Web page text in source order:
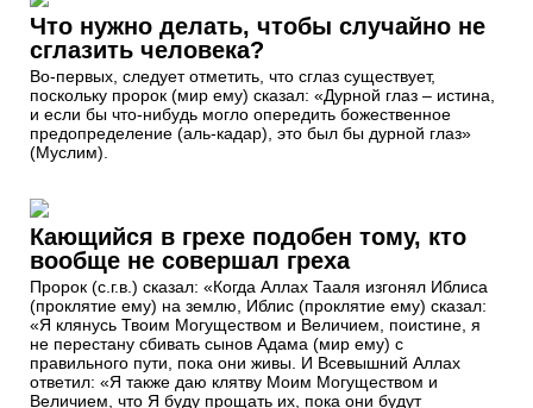
Что нужно делать, чтобы случайно не
сглазить человека?
Во-первых, следует отметить, что сглаз существует,
поскольку пророк (мир ему) сказал: «Дурной глаз – истина,
и если бы что-нибудь могло опередить божественное
предопределение (аль-кадар), это был бы дурной глаз»
(Муслим).
Кающийся в грехе подобен тому, кто
вообще не совершал греха
Пророк (с.г.в.) сказал: «Когда Аллах Тааля изгонял Иблиса
(проклятие ему) на землю, Иблис (проклятие ему) сказал:
«Я клянусь Твоим Могуществом и Величием, поистине, я
не перестану сбивать сынов Адама (мир ему) с
правильного пути, пока они живы. И Всевышний Аллах
ответил: «Я также даю клятву Моим Могуществом и
Величием, что Я буду прощать их, пока они будут